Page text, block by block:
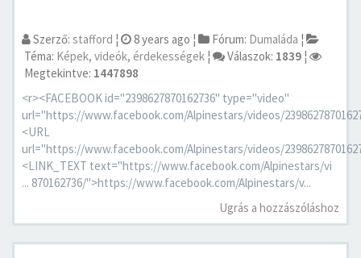
Szerző: stafford ¦ 8 years ago ¦ Fórum: Dumaláda ¦
Téma: Képek, videók, érdekességek ¦ Válaszok: 1839 ¦
Megtekintve: 1447898
<r><FACEBOOK id="2398627870162736" type="video"
url="https://www.facebook.com/Alpinestars/videos/
<URL
url="https://www.facebook.com/Alpinestars/videos/
<LINK_TEXT text="https://www.facebook.com/Alpinestars/vi
... 870162736/">https://www.facebook.com/Alpinestars/v...
Ugrás a hozzászóláshoz